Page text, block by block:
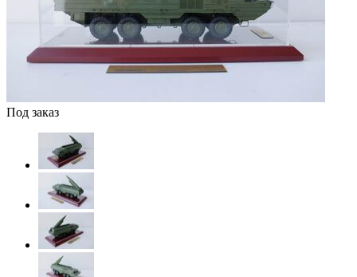
Под заказ